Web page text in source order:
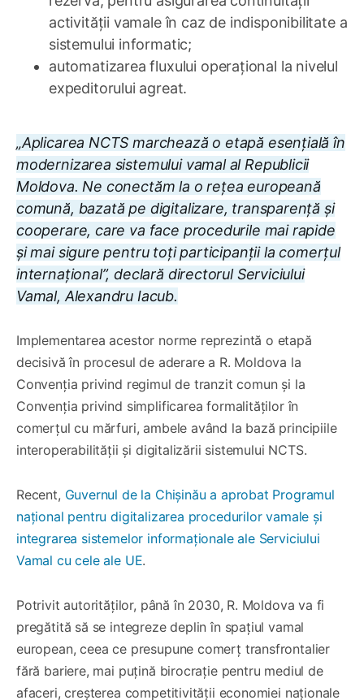
activității vamale în caz de indisponibilitate a
sistemului informatic;
automatizarea fluxului operațional la nivelul
expeditorului agreat.
„Aplicarea NCTS marchează o etapă esențială în
modernizarea sistemului vamal al Republicii
Moldova. Ne conectăm la o rețea europeană
comună, bazată pe digitalizare, transparență și
cooperare, care va face procedurile mai rapide
și mai sigure pentru toți participanții la comerțul
internațional”, declară directorul Serviciului
Vamal, Alexandru Iacub.
Implementarea acestor norme reprezintă o etapă
decisivă în procesul de aderare a R. Moldova la
Convenția privind regimul de tranzit comun și la
Convenția privind simplificarea formalităților în
comerțul cu mărfuri, ambele având la bază principiile
interoperabilității și digitalizării sistemului NCTS.
Recent, Guvernul de la Chișinău a aprobat Programul
național pentru digitalizarea procedurilor vamale și
integrarea sistemelor informaționale ale Serviciului
Vamal cu cele ale UE.
Potrivit autorităților, până în 2030, R. Moldova va fi
pregătită să se integreze deplin în spațiul vamal
european, ceea ce presupune comerț transfrontalier
fără bariere, mai puțină birocrație pentru mediul de
afaceri, creșterea competitivității economiei naționale